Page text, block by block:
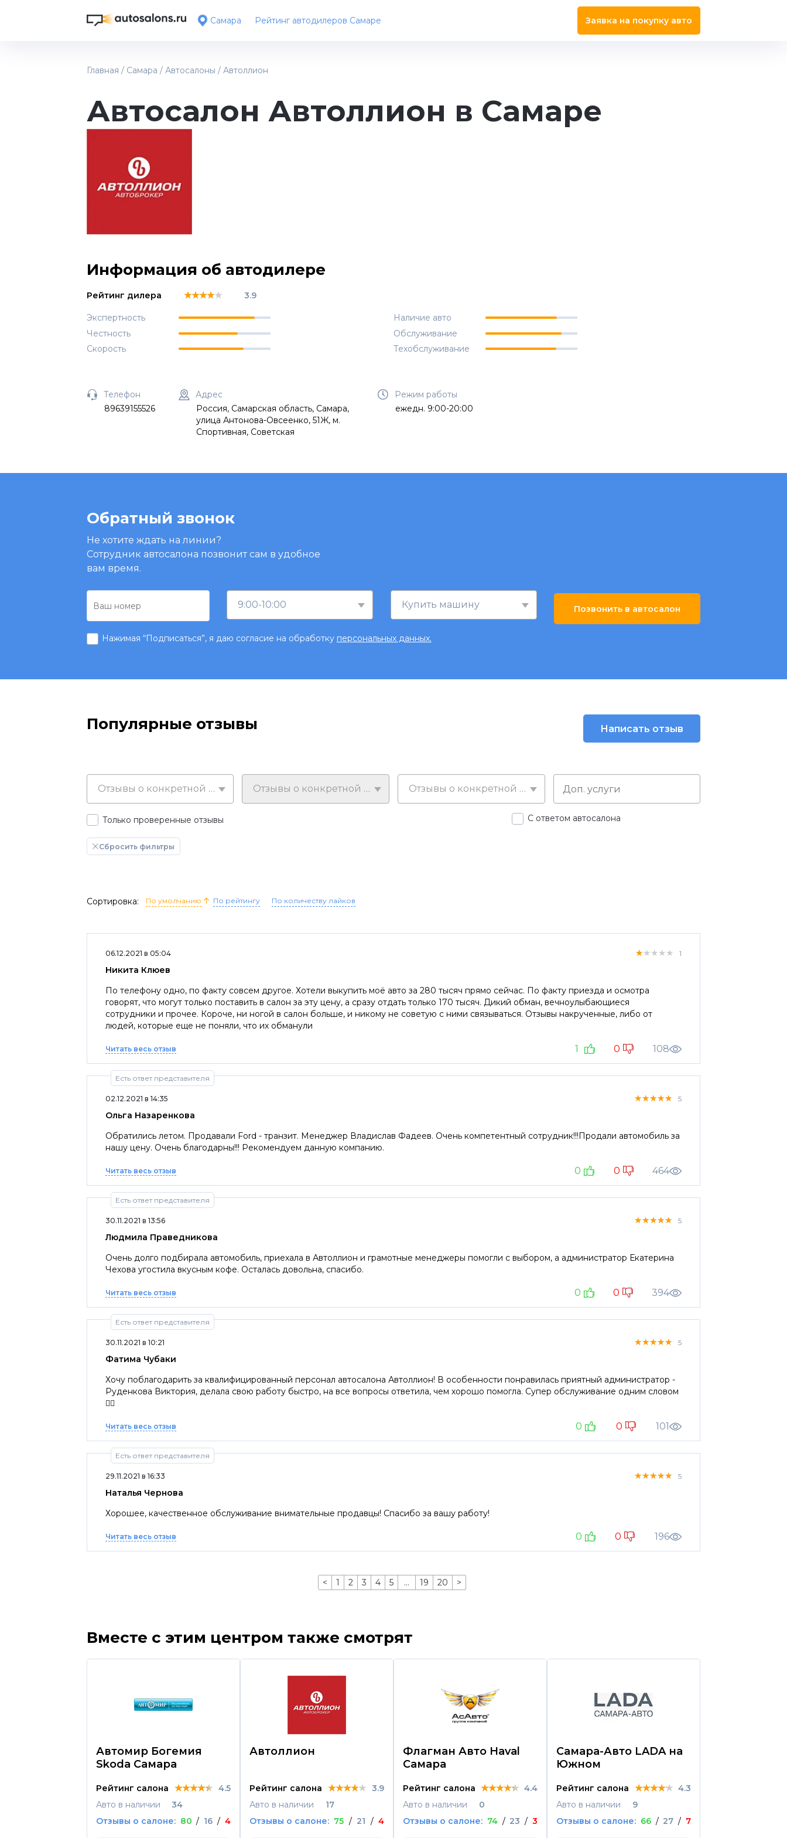
Главная / Самара / Автосалоны / Автоллион
Самара Рейтинг автодилеров Самаре Заявка на покупку авто
Автосалон Автоллион в Самаре
Информация об автодилере
Рейтинг дилера ★★★★★
★★★★★
★★★★★ 3.9
Экспертность
Честность
Скорость
Наличие авто
Обслуживание
Техобслуживание
Телефон
89639155526
Адрес
Россия, Самарская область, Самара,
улица Антонова-Овсеенко, 51Ж, м.
Спортивная, Советская
Режим работы
ежедн. 9:00-20:00
Обратный звонок
Не хотите ждать на линии?
Сотрудник автосалона позвонит сам в удобное
вам время.
9:00-10:00 Купить машину Позвонить в автосалон
Нажимая “Подписаться”, я даю согласие на обработку персональных данных.
Популярные отзывы
Отзывы о конкретной марке Отзывы о конкретной модели Отзывы о конкретной услуге
Только проверенные отзывы С ответом автосалона
Сбросить фильтры
Написать отзыв
Сортировка: По умолчанию По рейтингу По количеству лайков
06.12.2021 в 05:04 ★★★★★
★★★★★
★★★★★ 1
Никита Клюев
По телефону одно, по факту совсем другое. Хотели выкупить моё авто за 280 тысяч прямо сейчас. По факту приезда и осмотра
говорят, что могут только поставить в салон за эту цену, а сразу отдать только 170 тысяч. Дикий обман, вечноулыбающиеся
сотрудники и прочее. Короче, ни ногой в салон больше, и никому не советую с ними связываться. Отзывы накрученные, либо от
людей, которые еще не поняли, что их обманули
Читать весь отзыв 1 0 108
Есть ответ представителя
02.12.2021 в 14:35 ★★★★★
★★★★★
★★★★★ 5
Ольга Назаренкова
Обратились летом. Продавали Ford - транзит. Менеджер Владислав Фадеев. Очень компетентный сотрудник!!!Продали автомобиль за
нашу цену. Очень благодарны!!! Рекомендуем данную компанию.
Читать весь отзыв 0 0 464
Есть ответ представителя
30.11.2021 в 13:56 ★★★★★
★★★★★
★★★★★ 5
Людмила Праведникова
Очень долго подбирала автомобиль, приехала в Автоллион и грамотные менеджеры помогли с выбором, а администратор Екатерина
Чехова угостила вкусным кофе. Осталась довольна, спасибо.
Читать весь отзыв 0 0 394
Есть ответ представителя
30.11.2021 в 10:21 ★★★★★
★★★★★
★★★★★ 5
Фатима Чубаки
Хочу поблагодарить за квалифицированный персонал автосалона Автоллион! В особенности понравилась приятный администратор -
Руденкова Виктория, делала свою работу быстро, на все вопросы ответила, чем хорошо помогла. Супер обслуживание одним словом
👍🏼
Читать весь отзыв 0 0 101
Есть ответ представителя
29.11.2021 в 16:33 ★★★★★
★★★★★
★★★★★ 5
Наталья Чернова
Хорошее, качественное обслуживание внимательные продавцы! Спасибо за вашу работу!
Читать весь отзыв 0 0 196
< 1 2 3 4 5 … 19 20 >
Вместе с этим центром также смотрят
Автомир Богемия
Skoda Самара
Рейтинг салона ★★★★★
★★★★★
★★★★★ 4.5
Авто в наличии
34
Отзывы о салоне: 80 / 16 / 4
Автоллион
Рейтинг салона ★★★★★
★★★★★
★★★★★ 3.9
Авто в наличии
17
Отзывы о салоне: 75 / 21 / 4
Флагман Авто Haval
Самара
Рейтинг салона ★★★★★
★★★★★
★★★★★ 4.4
Авто в наличии
0
Отзывы о салоне: 74 / 23 / 3
Самара-Авто LADA на
Южном
Рейтинг салона ★★★★★
★★★★★
★★★★★ 4.3
Авто в наличии
9
Отзывы о салоне: 66 / 27 / 7